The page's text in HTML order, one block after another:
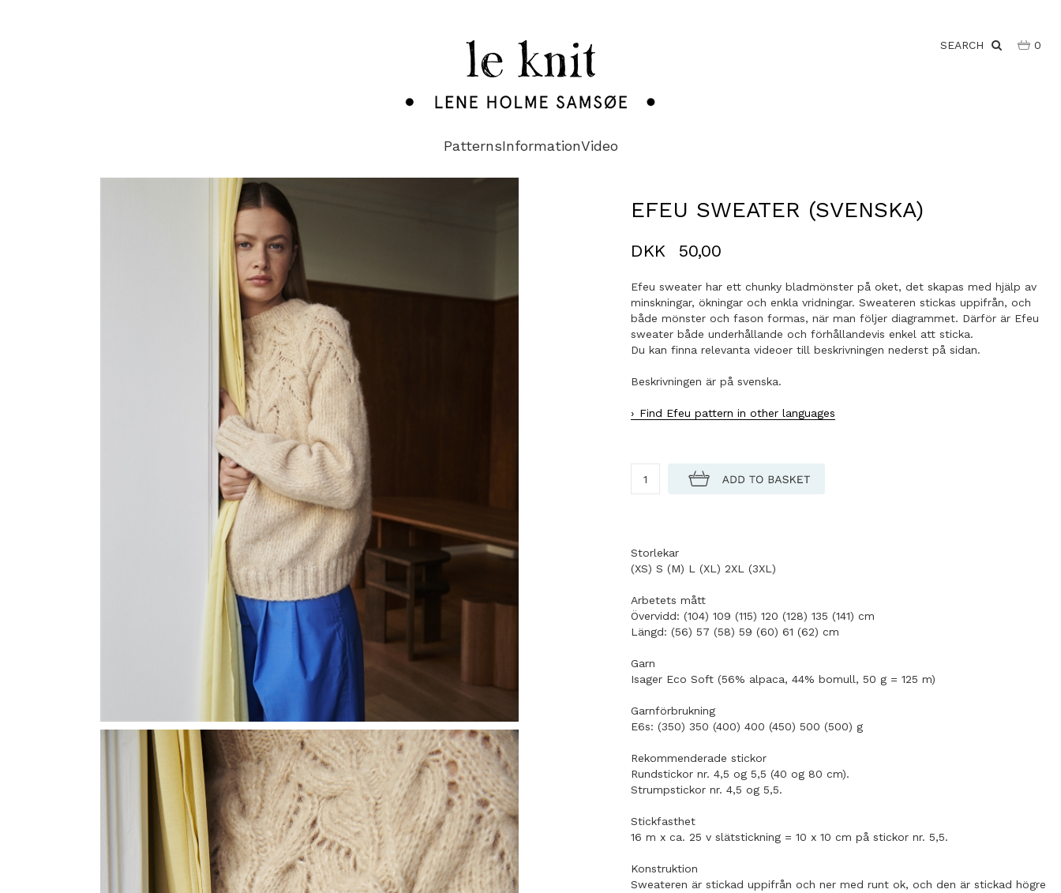
SEARCH 0
PatternsInformationVideo
EFEU SWEATER (SVENSKA)
DKK 50,00
Efeu sweater har ett chunky bladmönster på oket, det skapas med hjälp av
minskningar, ökningar och enkla vridningar. Sweateren stickas uppifrån, och
både mönster och fason formas, när man följer diagrammet. Därför är Efeu
sweater både underhållande och förhållandevis enkel att sticka.
Du kan finna relevanta videoer till beskrivningen nederst på sidan.
Beskrivningen är på svenska.
Find Efeu pattern in other languages
Storlekar
(XS) S (M) L (XL) 2XL (3XL)
Arbetets mått
Övervidd: (104) 109 (115) 120 (128) 135 (141) cm
Längd: (56) 57 (58) 59 (60) 61 (62) cm
Garn
Isager Eco Soft (56% alpaca, 44% bomull, 50 g = 125 m)
Garnförbrukning
E6s: (350) 350 (400) 400 (450) 500 (500) g
Rekommenderade stickor
Rundstickor nr. 4,5 og 5,5 (40 og 80 cm).
Strumpstickor nr. 4,5 og 5,5.
Stickfasthet
16 m x ca. 25 v slätstickning = 10 x 10 cm på stickor nr. 5,5.
Konstruktion
Sweateren är stickad uppifrån och ner med runt ok, och den är stickad högre